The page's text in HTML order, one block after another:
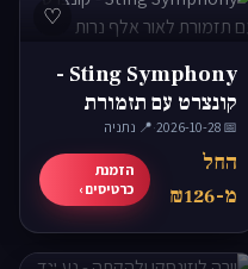
♡
Sting Symphony -
קונצרט עם תזמורת
לאור אלף נרות
📅 2026-10-28
·📍 נתניה
החל
מ-₪126
הזמנת
כרטיסים ›